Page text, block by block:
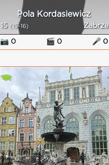
Pola Kordasiewicz
15 (15-16) Zabrze
📷 0 🎬 0 🎤 0